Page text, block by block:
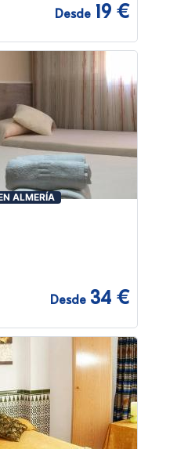
Desde 19 €
ALMERÍA
Desde 34 €